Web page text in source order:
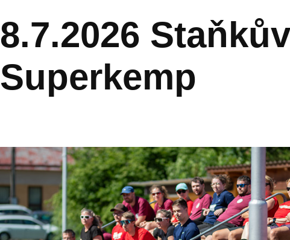
8.7.2026 Staňkův
Superkemp